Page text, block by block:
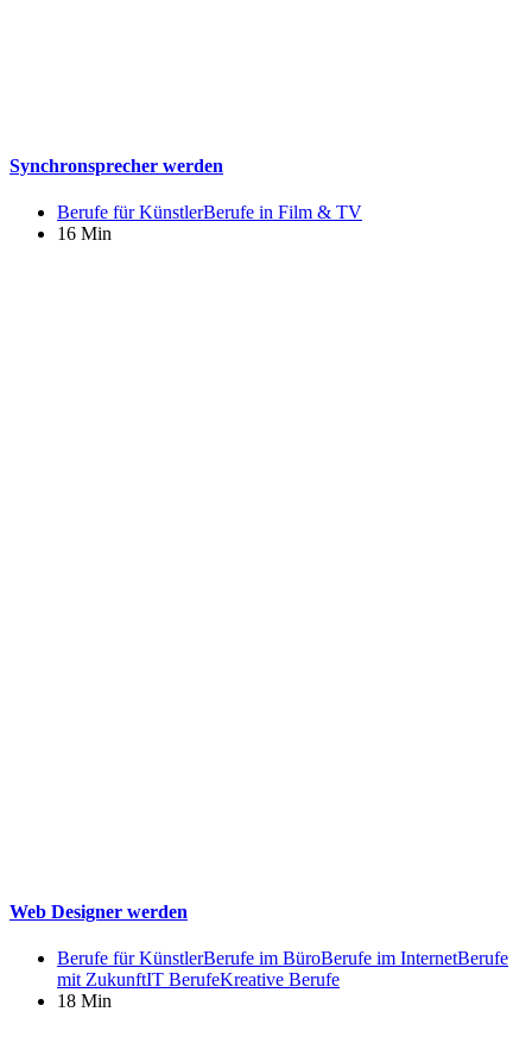
Synchronsprecher werden
Berufe für KünstlerBerufe in Film & TV
16 Min
Web Designer werden
Berufe für KünstlerBerufe im BüroBerufe im InternetBerufe
mit ZukunftIT BerufeKreative Berufe
18 Min